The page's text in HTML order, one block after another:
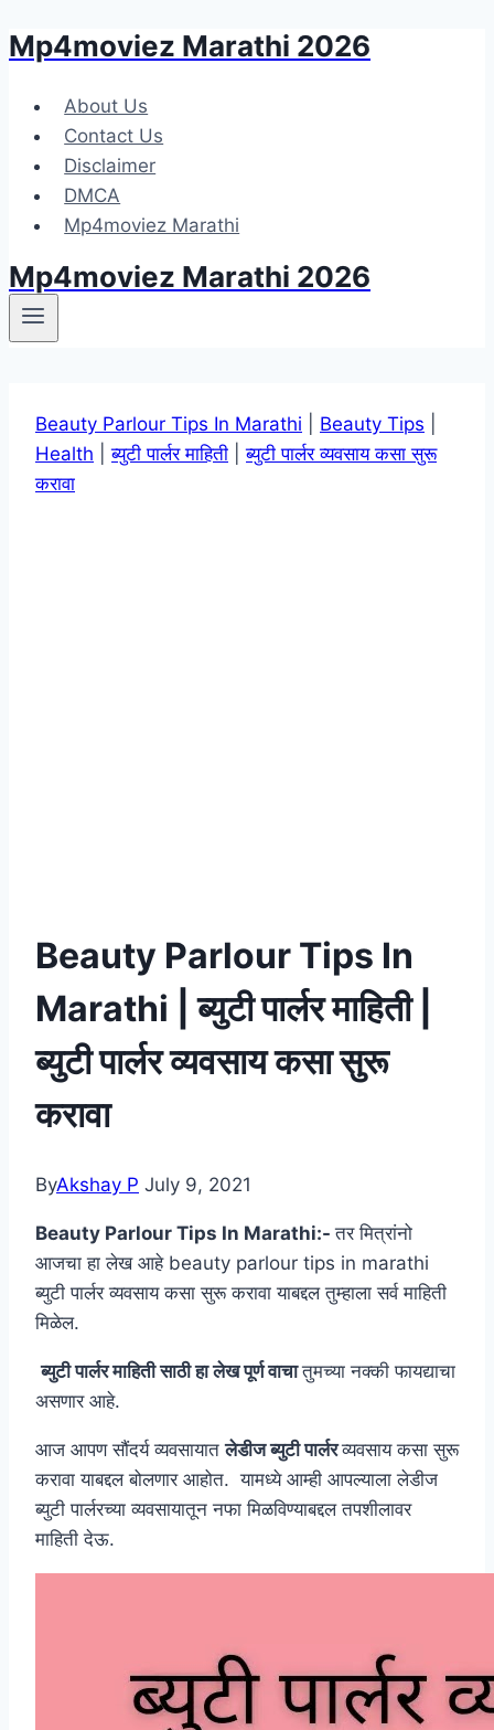
Skip
content
Mp4moviez Marathi 2026
About Us
Contact Us
Disclaimer
DMCA
Mp4moviez Marathi
Mp4moviez Marathi 2026
Beauty Parlour Tips In Marathi Beauty Tips
Health |ब्युटी पार्लर माहिती |ब्युटी पार्लर व्यवसाय कसा सुरू
करावा
Beauty Parlour Tips In
Marathi | ब्युटी पार्लर माहिती |
ब्युटी पार्लर व्यवसाय कसा सुरू
करावा
ByAkshay P July 9, 2021
Beauty Parlour Tips In Marathi:-तर मित्रांनो
आजचा हा लेख आहे beauty parlour tips in marathi
ब्युटी पार्लर व्यवसाय कसा सुरू करावा याबद्दल तुम्हाला सर्व माहिती
मिळेल.
ब्युटी पार्लर माहिती साठी हा लेख पूर्ण वाचातुमच्या नक्की फायद्याचा
असणार आहे.
आज आपण सौंदर्य व्यवसायातलेडीज ब्युटी पार्लरव्यवसाय कसा सुरू
करावा याबद्दल बोलणार आहोत. यामध्ये आम्ही आपल्याला लेडीज
ब्युटी पार्लरच्या व्यवसायातून नफा मिळविण्याबद्दल तपशीलावर
माहिती देऊ.